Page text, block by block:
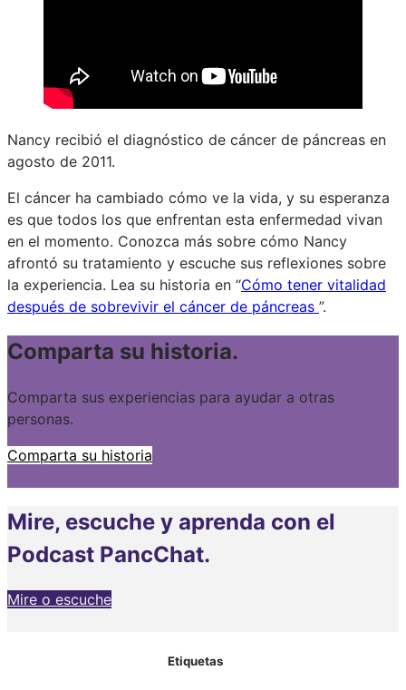
Nancy recibió el diagnóstico de cáncer de páncreas en
agosto de 2011.
El cáncer ha cambiado cómo ve la vida, y su esperanza
es que todos los que enfrentan esta enfermedad vivan
en el momento. Conozca más sobre cómo Nancy
afrontó su tratamiento y escuche sus reflexiones sobre
la experiencia. Lea su historia en “Cómo tener vitalidad
después de sobrevivir el cáncer de páncreas ”.
Comparta su historia.
Comparta sus experiencias para ayudar a otras
personas.
Comparta su historia
Mire, escuche y aprenda con el
Podcast PancChat.
Mire o escuche
Etiquetas